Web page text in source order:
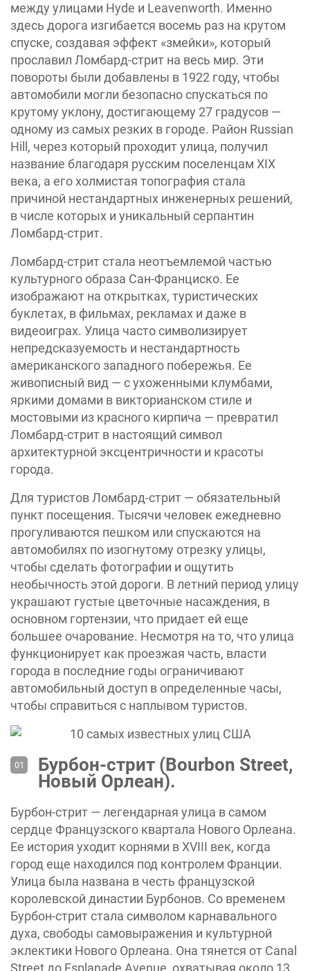
между улицами Hyde и Leavenworth. Именно
здесь дорога изгибается восемь раз на крутом
спуске, создавая эффект «змейки», который
прославил Ломбард-стрит на весь мир. Эти
повороты были добавлены в 1922 году, чтобы
автомобили могли безопасно спускаться по
крутому уклону, достигающему 27 градусов —
одному из самых резких в городе. Район Russian
Hill, через который проходит улица, получил
название благодаря русским поселенцам XIX
века, а его холмистая топография стала
причиной нестандартных инженерных решений,
в числе которых и уникальный серпантин
Ломбард-стрит.
Ломбард-стрит стала неотъемлемой частью
культурного образа Сан-Франциско. Ее
изображают на открытках, туристических
буклетах, в фильмах, рекламах и даже в
видеоиграх. Улица часто символизирует
непредсказуемость и нестандартность
американского западного побережья. Ее
живописный вид — с ухоженными клумбами,
яркими домами в викторианском стиле и
мостовыми из красного кирпича — превратил
Ломбард-стрит в настоящий символ
архитектурной эксцентричности и красоты
города.
Для туристов Ломбард-стрит — обязательный
пункт посещения. Тысячи человек ежедневно
прогуливаются пешком или спускаются на
автомобилях по изогнутому отрезку улицы,
чтобы сделать фотографии и ощутить
необычность этой дороги. В летний период улицу
украшают густые цветочные насаждения, в
основном гортензии, что придает ей еще
большее очарование. Несмотря на то, что улица
функционирует как проезжая часть, власти
города в последние годы ограничивают
автомобильный доступ в определенные часы,
чтобы справиться с наплывом туристов.
Бурбон-стрит (Bourbon Street,
Новый Орлеан).
Бурбон-стрит — легендарная улица в самом
сердце Французского квартала Нового Орлеана.
Ее история уходит корнями в XVIII век, когда
город еще находился под контролем Франции.
Улица была названа в честь французской
королевской династии Бурбонов. Со временем
Бурбон-стрит стала символом карнавального
духа, свободы самовыражения и культурной
эклектики Нового Орлеана. Она тянется от Canal
Street до Esplanade Avenue, охватывая около 13